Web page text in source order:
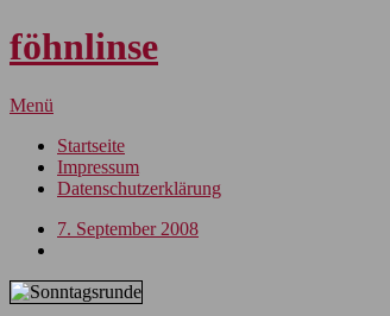
föhnlinse
Menü
Startseite
Impressum
Datenschutzerklärung
7. September 2008